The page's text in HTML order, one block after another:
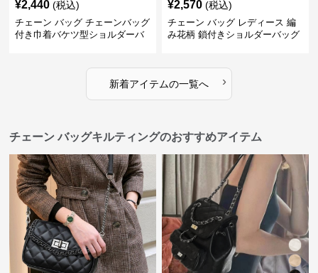
¥2,440 (税込)
チェーン バッグ チェーンバッグ
付き巾着バケツ型ショルダーバ
¥2,570 (税込)
チェーン バッグ レディース 編
み花柄 鎖付きショルダーバッグ
新着アイテムの一覧へ ›
チェーン バッグキルティングのおすすめアイテム